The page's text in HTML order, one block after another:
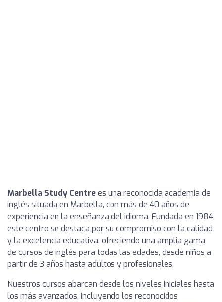
Marbella Study Centrees una reconocida academia de
inglés situada en Marbella, con más de 40 años de
experiencia en la enseñanza del idioma. Fundada en 1984,
este centro se destaca por su compromiso con la calidad
y la excelencia educativa, ofreciendo una amplia gama
de cursos de inglés para todas las edades, desde niños a
partir de 3 años hasta adultos y profesionales.
Nuestros cursos abarcan desde los niveles iniciales hasta
los más avanzados, incluyendo los reconocidos